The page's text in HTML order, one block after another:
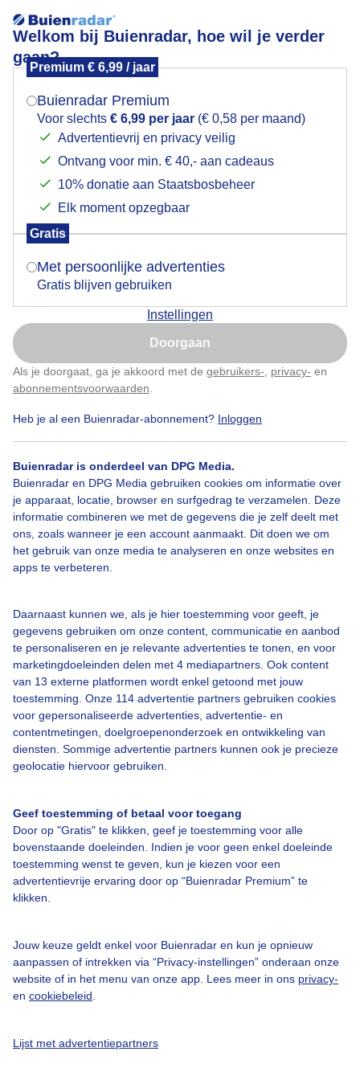
Welkom bij Buienradar, hoe wil je verder
gaan?
Premium € 6,99 / jaar
Buienradar Premium
Voor slechts € 6,99 per jaar (€ 0,58 per maand)
Advertentievrij en privacy veilig
Ontvang voor min. € 40,- aan cadeaus
10% donatie aan Staatsbosbeheer
Elk moment opzegbaar
Gratis
Met persoonlijke advertenties
Gratis blijven gebruiken
Instellingen
Doorgaan
Als je doorgaat, ga je akkoord met de gebruikers- privacy- en
abonnementsvoorwaarden
Heb je al een Buienradar-abonnement? Inloggen
Buienradar is onderdeel van DPG Media.
Buienradar en DPG Media gebruiken cookies om informatie over
je apparaat, locatie, browser en surfgedrag te verzamelen. Deze
informatie combineren we met de gegevens die je zelf deelt met
ons, zoals wanneer je een account aanmaakt. Dit doen we om
het gebruik van onze media te analyseren en onze websites en
apps te verbeteren.
Daarnaast kunnen we, als je hier toestemming voor geeft, je
gegevens gebruiken om onze content, communicatie en aanbod
te personaliseren en je relevante advertenties te tonen, en voor
marketingdoeleinden delen met 4 mediapartners. Ook content
van 13 externe platformen wordt enkel getoond met jouw
toestemming. Onze 114 advertentie partners gebruiken cookies
voor gepersonaliseerde advertenties, advertentie- en
contentmetingen, doelgroepenonderzoek en ontwikkeling van
diensten. Sommige advertentie partners kunnen ook je precieze
geolocatie hiervoor gebruiken.
Geef toestemming of betaal voor toegang
Door op "Gratis" te klikken, geef je toestemming voor alle
bovenstaande doeleinden. Indien je voor geen enkel doeleinde
toestemming wenst te geven, kun je kiezen voor een
advertentievrije ervaring door op “Buienradar Premium” te
klikken.
Jouw keuze geldt enkel voor Buienradar en kun je opnieuw
aanpassen of intrekken via “Privacy-instellingen” onderaan onze
website of in het menu van onze app. Lees meer in ons privacy-
en cookiebeleid
Lijst met advertentiepartners
Lichte sluierbewolking in de loop van de middag. Bij
een stevige oosten wind. 27 ° C. N'wijk.
Door: René Gemaakt: 12-06-2025, 60x bekeken
Bekijk slideshow
Over Buienradar
Bedrijfsgegevens
Contact
Toegankelijkheid
Gebruikersvoorwaarden
Adverteren
Privacy beleid
Cookie beleid
Mogen we je locatie gebruiken voor het
Indien je hier nog geen akkoord op hebt gegeven,
verschijnt er zo een pop-up uit je browser waarin
Is goed, toon de popup
Nu niet, misschien later
Klik hierom dit aan te passen